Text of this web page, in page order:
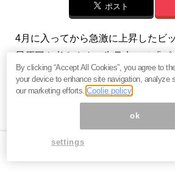
ポスト
4月に入ってから急激に上昇したビ
昇原因を考えます。先月末には「
95%がねつ造」という衝撃のレポー
た。（『今市太郎の戦略的FX投資
今市太郎
By clicking “Accept All Cookies”, you agree to
your device to enhance site navigation, analyze
our marketing efforts.Coolie policy
ok
settings